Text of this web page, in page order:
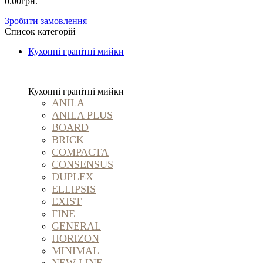
Зробити замовлення
Список категорій
Кухонні гранітні мийки
Кухонні гранітні мийки
ANILA
ANILA PLUS
BOARD
BRICK
COMPACTA
CONSENSUS
DUPLEX
ELLIPSIS
EXIST
FINE
GENERAL
HORIZON
MINIMAL